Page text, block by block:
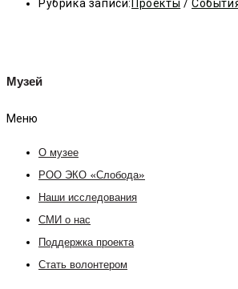
Рубрика записи: Проекты /
Музей
Меню
О музее
РОО ЭКО «Слобода»
Наши исследования
СМИ о нас
Поддержка проекта
Стать волонтером